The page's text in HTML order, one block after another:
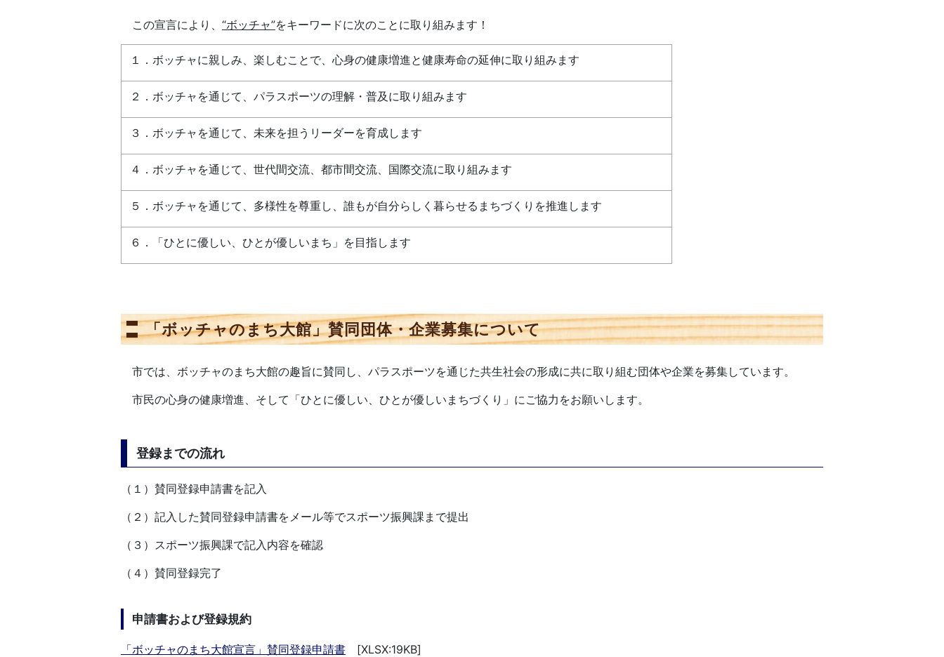
この宣言により、 “ボッチャ”をキーワードに次のことに取り組みます！
１．ボッチャに親しみ、楽しむことで、心身の健康増進と健康寿命の延伸に取り組みます
２．ボッチャを通じて、パラスポーツの理解・普及に取り組みます
３．ボッチャを通じて、未来を担うリーダーを育成します
４．ボッチャを通じて、世代間交流、都市間交流、国際交流に取り組みます
５．ボッチャを通じて、多様性を尊重し、誰もが自分らしく暮らせるまちづくりを推進します
６．「ひとに優しい、ひとが優しいまち」を目指します
「ボッチャのまち大館」賛同団体・企業募集について
市では、ボッチャのまち大館の趣旨に賛同し、パラスポーツを通じた共生社会の形成に共に取り組む団体や企業を募集しています。
市民の心身の健康増進、そして「ひとに優しい、ひとが優しいまちづくり」にご協力をお願いします。
登録までの流れ
（１）賛同登録申請書を記入
（２）記入した賛同登録申請書をメール等でスポーツ振興課まで提出
（３）スポーツ振興課で記入内容を確認
（４）賛同登録完了
申請書および登録規約
「ボッチャのまち大館宣言」賛同登録申請書 [XLSX:19KB]